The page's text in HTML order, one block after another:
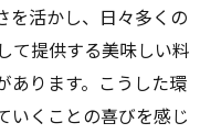
を活かし、日々多くの
て提供する美味しい料
あります。こうした環
いくことの喜びを感じ